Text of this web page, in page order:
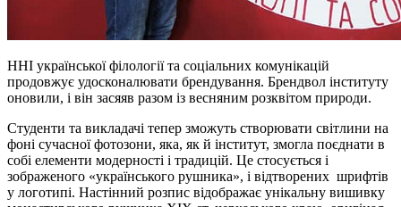
ННІ української філології та соціальних комунікацій
продовжує удосконалювати брендування. Брендвол інституту
оновили, і він засяяв разом із весняним розквітом природи.
Студенти та викладачі тепер зможуть створювати світлини на
фоні сучасної фотозони, яка, як й інститут, змогла поєднати в
собі елементи модерності і традицій. Це стосується і
зображеного «українського рушника», і відтворених шрифтів
у логотипі. Настінний розпис відображає унікальну вишивку